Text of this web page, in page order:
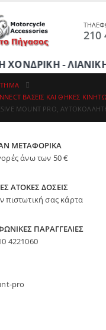
210
- ΛΙΑΝΙΚΗ | ΤΗΛ.
ΒΆΣΕΙΣ ΚΑΙ ΘΉΚΕΣ
MOUNT PRO,
ΜΕΤΑΦΟΡΙΚΑ
άνω των 50 €
ΑΤΟΚΕΣ ΔΟΣΕΙΣ
πιστωτική σας κάρτα
ΠΑΡΑΓΓΕΛΙΕΣ
4221060